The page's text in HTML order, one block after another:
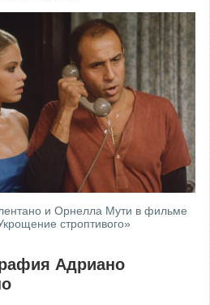
и Орнелла Мути в фильме
строптивого»
Адриано